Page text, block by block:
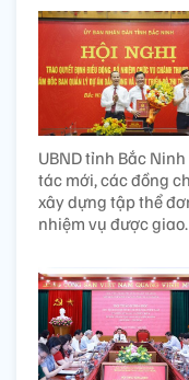
UBND tỉnh Bắc
tác mới, các đồng
xây dựng tập thể
nhiệm vụ được giao.